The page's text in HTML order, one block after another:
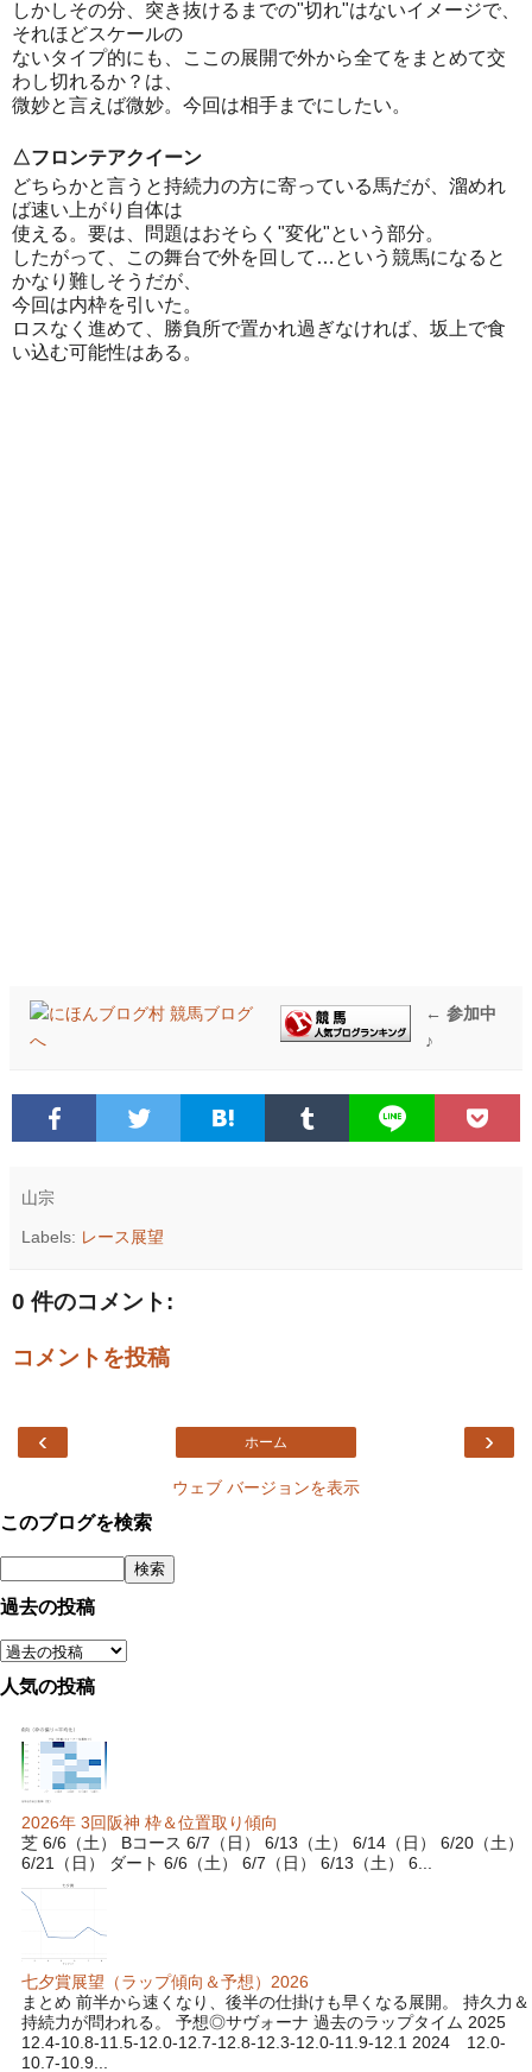
しかしその分、突き抜けるまでの"切れ"はないイメージで、
それほどスケールの
ないタイプ的にも、ここの展開で外から全てをまとめて交
わし切れるか？は、
微妙と言えば微妙。今回は相手までにしたい。
△フロンテアクイーン
どちらかと言うと持続力の方に寄っている馬だが、溜めれ
ば速い上がり自体は
使える。要は、問題はおそらく"変化"という部分。
したがって、この舞台で外を回して…という競馬になると
かなり難しそうだが、
今回は内枠を引いた。
ロスなく進めて、勝負所で置かれ過ぎなければ、坂上で食
い込む可能性はある。
← 参加中
♪
山宗
Labels: レース展望
0 件のコメント:
コメントを投稿
‹ ›
ホーム
ウェブ バージョンを表示
このブログを検索
過去の投稿
人気の投稿
2026年 3回阪神 枠＆位置取り傾向
芝 6/6（土） Bコース 6/7（日） 6/13（土） 6/14（日） 6/20（土）
6/21（日） ダート 6/6（土） 6/7（日） 6/13（土） 6...
七夕賞展望（ラップ傾向＆予想）2026
まとめ 前半から速くなり、後半の仕掛けも早くなる展開。 持久力＆
持続力が問われる。 予想◎サヴォーナ 過去のラップタイム 2025
12.4-10.8-11.5-12.0-12.7-12.8-12.3-12.0-11.9-12.1 2024 12.0-
10.7-10.9...